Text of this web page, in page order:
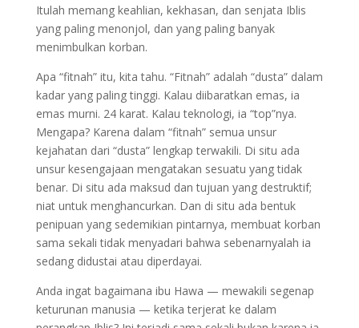
Itulah memang keahlian, kekhasan, dan senjata Iblis
yang paling menonjol, dan yang paling banyak
menimbulkan korban.
Apa “fitnah” itu, kita tahu. “Fitnah” adalah “dusta” dalam
kadar yang paling tinggi. Kalau diibaratkan emas, ia
emas murni. 24 karat. Kalau teknologi, ia “top”nya.
Mengapa? Karena dalam “fitnah” semua unsur
kejahatan dari “dusta” lengkap terwakili. Di situ ada
unsur kesengajaan mengatakan sesuatu yang tidak
benar. Di situ ada maksud dan tujuan yang destruktif;
niat untuk menghancurkan. Dan di situ ada bentuk
penipuan yang sedemikian pintarnya, membuat korban
sama sekali tidak menyadari bahwa sebenarnyalah ia
sedang didustai atau diperdayai.
Anda ingat bagaimana ibu Hawa — mewakili segenap
keturunan manusia — ketika terjerat ke dalam